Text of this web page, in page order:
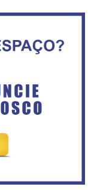
dever de casa, disse
sobre Previdência